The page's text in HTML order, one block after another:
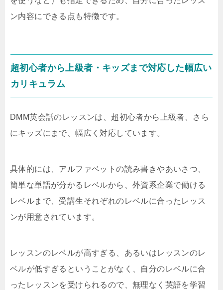
ン内容にできる点も特徴です。
超初心者から上級者・キッズまで対応した幅広い
カリキュラム
DMM英会話のレッスンは、超初心者から上級者、さら
にキッズにまで、幅広く対応しています。
具体的には、アルファベットの読み書きやあいさつ、
簡単な単語が分かるレベルから、外資系企業で働ける
レベルまで、受講生それぞれのレベルに合ったレッス
ンが用意されています。
レッスンのレベルが高すぎる、あるいはレッスンのレ
ベルが低すぎるということがなく、自分のレベルに合
ったレッスンを受けられるので、無理なく英語を学習